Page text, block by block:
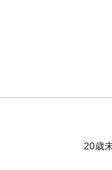
20歳